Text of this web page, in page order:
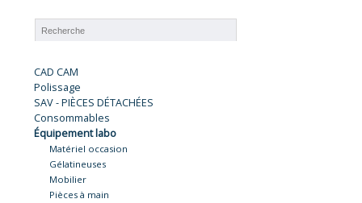
CAD CAM
Polissage
SAV - PIÈCES DÉTACHÉES
Consommables
Équipement labo
Matériel occasion
Gélatineuses
Mobilier
Pièces à main